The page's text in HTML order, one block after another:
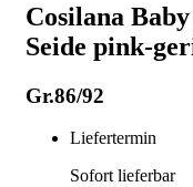
Cosilana
Seide pink-
Gr.86/92
Liefertermin
Sofort lieferbar